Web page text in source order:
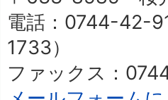
電話：0744-42-
1733）
ファックス：